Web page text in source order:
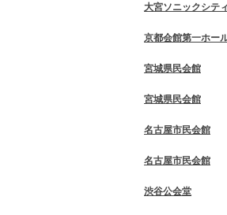
大宮ソニックシテ
京都会館第一ホー
宮城県民会館
宮城県民会館
名古屋市民会館
名古屋市民会館
渋谷公会堂